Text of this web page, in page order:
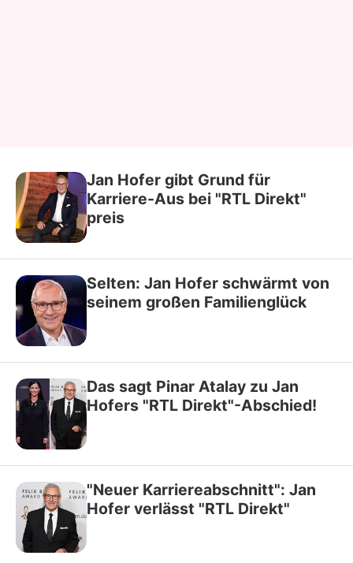
Jan Hofer gibt Grund für
Karriere-Aus bei "RTL Direkt"
preis
Selten: Jan Hofer schwärmt von
seinem großen Familienglück
Das sagt Pinar Atalay zu Jan
Hofers "RTL Direkt"-Abschied!
"Neuer Karriereabschnitt": Jan
Hofer verlässt "RTL Direkt"